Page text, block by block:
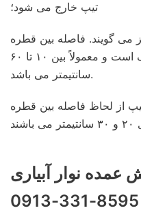
تیپ خارج می شود؛
می گویند. فاصله بین قطره
چکان ها در نوار آبیاری مختلف است و معمولاً بین ۱۰ تا ۶۰
سانتیمتر می باشد.
از لحاظ فاصله بین قطره
عمده نوار آبیاری